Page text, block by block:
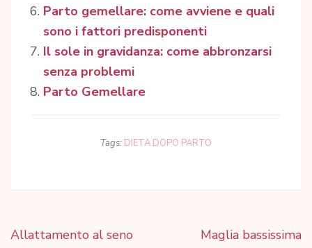
Parto gemellare: come avviene e quali
sono i fattori predisponenti
Il sole in gravidanza: come abbronzarsi
senza problemi
Parto Gemellare
Tags: DIETA DOPO PARTO
Navigazione
Allattamento al seno Maglia bassissima